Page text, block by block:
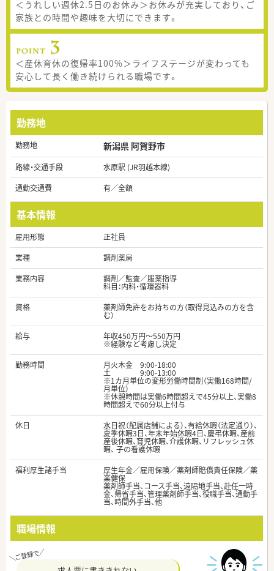
＜うれしい週休2.5日のお休み＞お休みが充実しており、ご
家族との時間や趣味を大切にできます。
＜産休育休の復帰率100%＞ライフステージが変わっても
安心して長く働き続けられる職場です。
勤務地
勤務地 新潟県 阿賀野市
路線・交通手段
水原駅 (JR羽越本線)
通勤交通費
有／全額
基本情報
雇用形態
正社員
業種
調剤薬局
業務内容
調剤／監査／服薬指導
科目：内科・循環器科
資格
薬剤師免許をお持ちの方（取得見込みの方を含
む）
給与
年収450万円～550万円
※経験など考慮し決定
勤務時間
月火木金 9:00-18:00
土 9:00-13:00
※1カ月単位の変形労働時間制（実働168時間/
月単位）
※休憩時間は実働6時間超えで45分以上、実働8
時間超えで60分以上付与
休日
水日祝（配属店舗による）、有給休暇（法定通り）、
夏季休暇3日、年末年始休暇4日、慶弔休暇、産前
産後休暇、育児休暇、介護休暇、リフレッシュ休
暇、 子の看護休暇
福利厚生諸手当
厚生年金／雇用保険／薬剤師賠償責任保険／薬
業健保
薬剤師手当、コース手当、遠隔地手当、赴任一時
金、帰省手当、管理薬剤師手当、役職手当、通勤手
当、時間外手当、他
職場情報